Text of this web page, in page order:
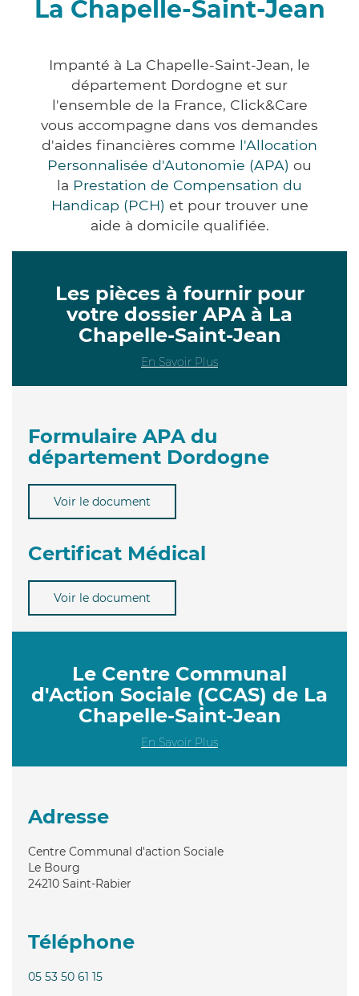
La Chapelle-Saint-Jean
Impanté à La Chapelle-Saint-Jean, le
département Dordogne et sur
l'ensemble de la France, Click&Care
vous accompagne dans vos demandes
d'aides financières comme l'Allocation
Personnalisée d'Autonomie (APA) ou
la Prestation de Compensation du
Handicap (PCH) et pour trouver une
aide à domicile qualifiée.
Les pièces à fournir pour
votre dossier APA à La
Chapelle-Saint-Jean
En Savoir Plus
Formulaire APA du
département Dordogne
Voir le document
Certificat Médical
Voir le document
Le Centre Communal
d'Action Sociale (CCAS) de La
Chapelle-Saint-Jean
En Savoir Plus
Adresse
Centre Communal d'action Sociale
Le Bourg
24210 Saint-Rabier
Téléphone
05 53 50 61 15